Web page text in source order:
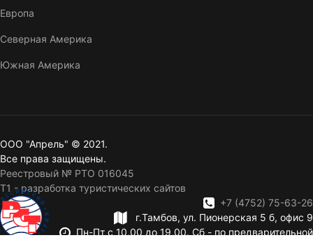
Европа
Северная Америка
Южная Америка
ООО "Апрель" © 2021.
Все права защищены.
Реестровый № РТО 016045
T1 - разработка туристических сайтов
+7 (4752) 75-63-26
г.Тамбов, ул. Пионерская 5 б, офис 9
Пн-Пт с 10,00 до 19,00. Сб - по предварительной